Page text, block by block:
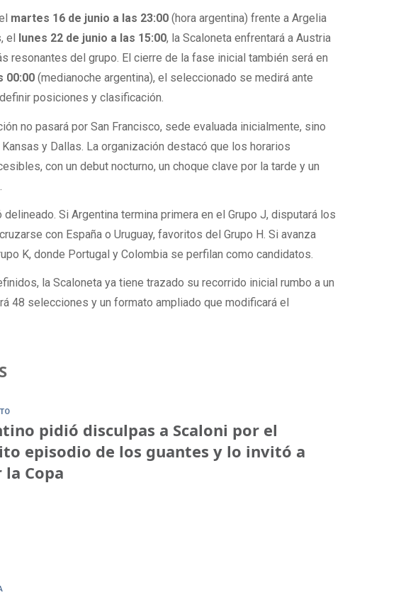
martes 16 de junio a las 23:00(hora argentina) frente a Argelia
el
lunes 22 de junio a las 15:00, la Scaloneta enfrentará a Austria
resonantes del grupo. El cierre de la fase inicial también será en
00:00 (medianoche argentina), el seleccionado se medirá ante
posiciones y clasificación.
no pasará por San Francisco, sede evaluada inicialmente, sino
y Dallas. La organización destacó que los horarios
con un debut nocturno, un choque clave por la tarde y un
Si Argentina termina primera en el Grupo J, disputará los
con España o Uruguay, favoritos del Grupo H. Si avanza
K, donde Portugal y Colombia se perfilan como candidatos.
la Scaloneta ya tiene trazado su recorrido inicial rumbo a un
48 selecciones y un formato ampliado que modificará el
pidió disculpas a Scaloni por el
episodio de los guantes y lo invitó a
Copa